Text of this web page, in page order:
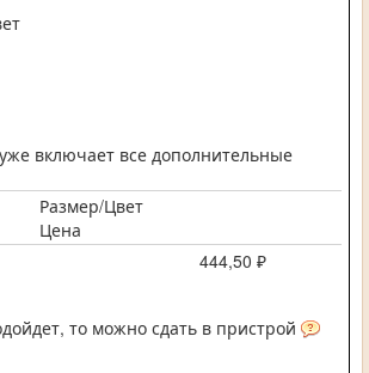
включает все дополнительные
Размер/Цвет
Цена
444,50 ₽
то можно сдать в пристрой